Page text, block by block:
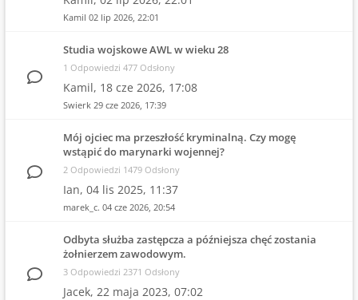
Kamil 02 lip 2026, 22:01
Studia wojskowe AWL w wieku 28
1 Odpowiedzi 477 Odsłony
Kamil, 18 cze 2026, 17:08
Swierk 29 cze 2026, 17:39
Mój ojciec ma przeszłość kryminalną. Czy mogę
wstąpić do marynarki wojennej?
2 Odpowiedzi 1479 Odsłony
Ian, 04 lis 2025, 11:37
marek_c. 04 cze 2026, 20:54
Odbyta służba zastępcza a późniejsza chęć zostania
żołnierzem zawodowym.
3 Odpowiedzi 2371 Odsłony
Jacek, 22 maja 2023, 07:02